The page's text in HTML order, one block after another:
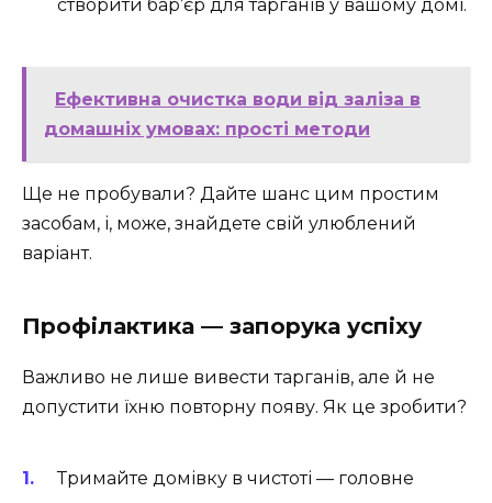
створити бар’єр для тарганів у вашому домі.
Ефективна очистка води від заліза в
домашніх умовах: прості методи
Ще не пробували? Дайте шанс цим простим
засобам, і, може, знайдете свій улюблений
варіант.
Профілактика — запорука успіху
Важливо не лише вивести тарганів, але й не
допустити їхню повторну появу. Як це зробити?
Тримайте домівку в чистоті — головне